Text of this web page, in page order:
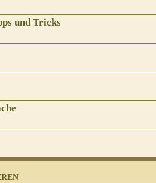
und Tricks